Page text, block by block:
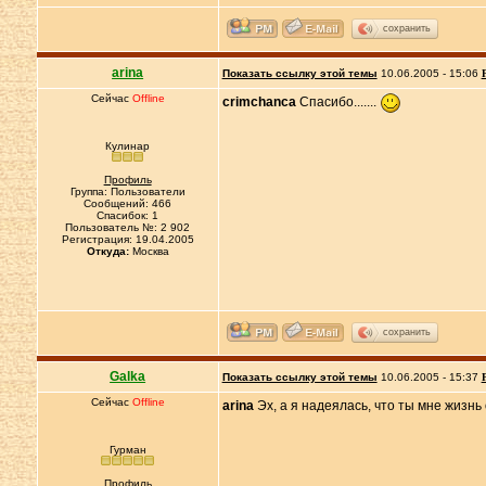
сохранить
arina Показать ссылку этой темы 10.06.2005 - 15:06
Сейчас Offline
Кулинар
Профиль
Группа: Пользователи
Сообщений: 466
Спасибок: 1
Пользователь №: 2 902
Регистрация: 19.04.2005
Откуда:Москва
crimchancaСпасибо.......
сохранить
Galka Показать ссылку этой темы 10.06.2005 - 15:37
Сейчас Offline
Гурман
Профиль
arinaЭх, а я надеялась, что ты мне жизнь